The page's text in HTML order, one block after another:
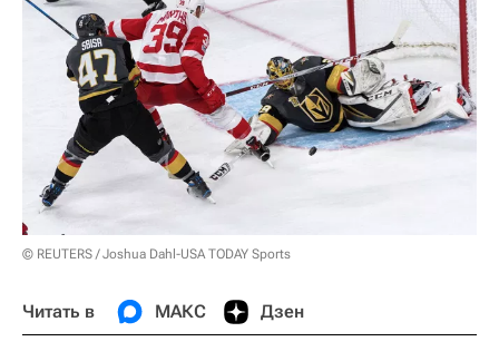
© REUTERS / Joshua Dahl-USA TODAY Sports
Читать в МАКС Дзен